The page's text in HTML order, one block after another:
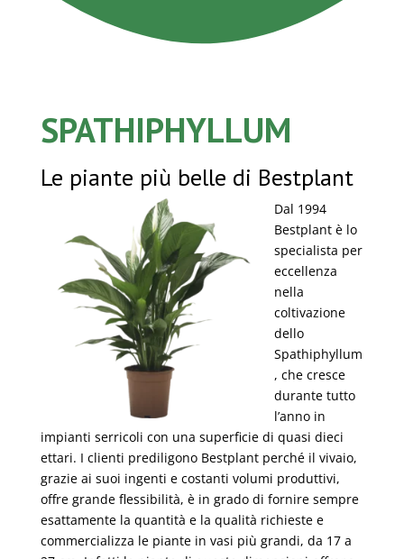
SPATHIPHYLLUM
Le piante più belle di Bestplant
Dal 1994
Bestplant è lo
specialista per
eccellenza
nella
coltivazione
dello
Spathiphyllum
, che cresce
durante tutto
l’anno in
impianti serricoli con una superficie di quasi dieci
ettari. I clienti prediligono Bestplant perché il vivaio,
grazie ai suoi ingenti e costanti volumi produttivi,
offre grande flessibilità, è in grado di fornire sempre
esattamente la quantità e la qualità richieste e
commercializza le piante in vasi più grandi, da 17 a